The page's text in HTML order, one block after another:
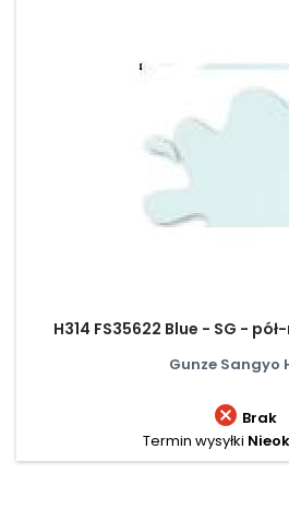
H314 FS35622 Blue - SG -
Gunze Sangyo
 Brak
Termin wysyłki